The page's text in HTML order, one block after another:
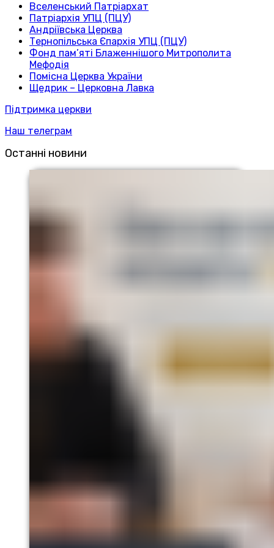
Вселенський Патріархат
Патріархія УПЦ (ПЦУ)
Андріївська Церква
Тернопільська Єпархія УПЦ (ПЦУ)
Фонд пам’яті Блаженнішого Митрополита
Мефодія
Помісна Церква України
Щедрик – Церковна Лавка
Підтримка церкви
Наш телеграм
Останні новини